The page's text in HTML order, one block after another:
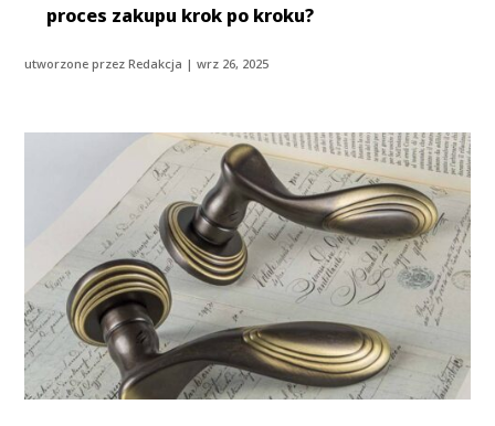
proces zakupu krok po kroku?
utworzone przezRedakcja |wrz 26, 2025